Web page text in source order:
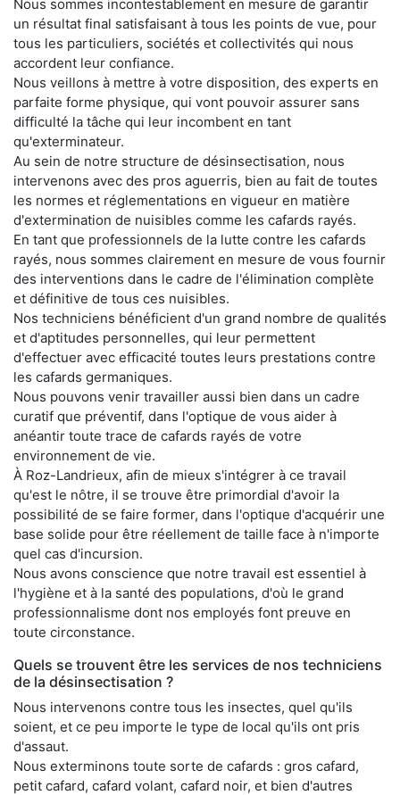
Nous sommes incontestablement en mesure de garantir
un résultat final satisfaisant à tous les points de vue, pour
tous les particuliers, sociétés et collectivités qui nous
accordent leur confiance.
Nous veillons à mettre à votre disposition, des experts en
parfaite forme physique, qui vont pouvoir assurer sans
difficulté la tâche qui leur incombent en tant
qu'exterminateur.
Au sein de notre structure de désinsectisation, nous
intervenons avec des pros aguerris, bien au fait de toutes
les normes et réglementations en vigueur en matière
d'extermination de nuisibles comme les cafards rayés.
En tant que professionnels de la lutte contre les cafards
rayés, nous sommes clairement en mesure de vous fournir
des interventions dans le cadre de l'élimination complète
et définitive de tous ces nuisibles.
Nos techniciens bénéficient d'un grand nombre de qualités
et d'aptitudes personnelles, qui leur permettent
d'effectuer avec efficacité toutes leurs prestations contre
les cafards germaniques.
Nous pouvons venir travailler aussi bien dans un cadre
curatif que préventif, dans l'optique de vous aider à
anéantir toute trace de cafards rayés de votre
environnement de vie.
À Roz-Landrieux, afin de mieux s'intégrer à ce travail
qu'est le nôtre, il se trouve être primordial d'avoir la
possibilité de se faire former, dans l'optique d'acquérir une
base solide pour être réellement de taille face à n'importe
quel cas d'incursion.
Nous avons conscience que notre travail est essentiel à
l'hygiène et à la santé des populations, d'où le grand
professionnalisme dont nos employés font preuve en
toute circonstance.
Quels se trouvent être les services de nos techniciens
de la désinsectisation ?
Nous intervenons contre tous les insectes, quel qu'ils
soient, et ce peu importe le type de local qu'ils ont pris
d'assaut.
Nous exterminons toute sorte de cafards : gros cafard,
petit cafard, cafard volant, cafard noir, et bien d'autres